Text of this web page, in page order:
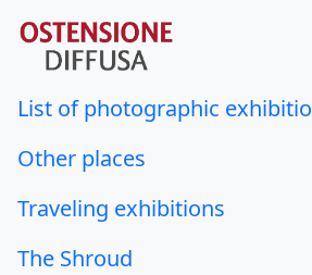
List of photographic
Other places
Traveling exhibitions
The Shroud